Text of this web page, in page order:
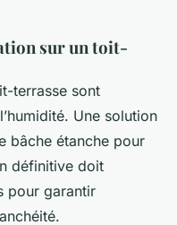
sur un toit-
terrasse sont
Une solution
bâche étanche pour
définitive doit
pour garantir